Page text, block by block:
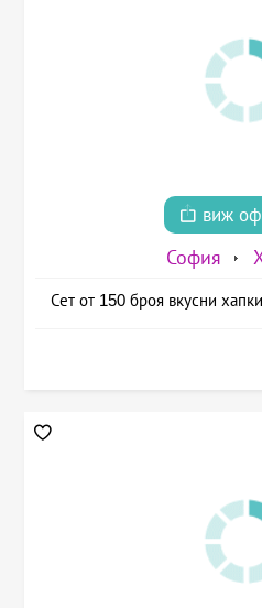
виж
София
Сет от 150 броя вкусни